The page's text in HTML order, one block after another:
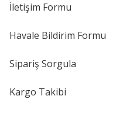
İletişim Formu
Havale Bildirim Formu
Sipariş Sorgula
Kargo Takibi